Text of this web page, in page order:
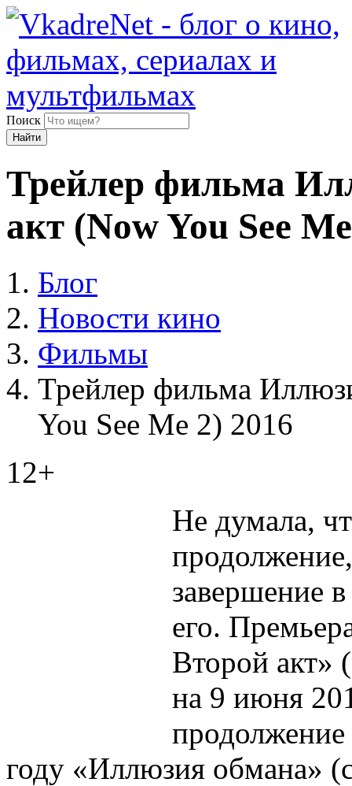
Поиск
Найти
Трейлер фильма
акт (Now You See
Блог
Новости кино
Фильмы
Трейлер фильма
You See Me 2) 2016
12+
Не думала,
завершение
его.
Второй акт»
на 9 июня
году «Иллюзия обмана»